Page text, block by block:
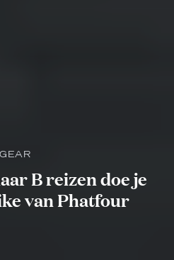
GEAR
B reizen doe je
van Phatfour